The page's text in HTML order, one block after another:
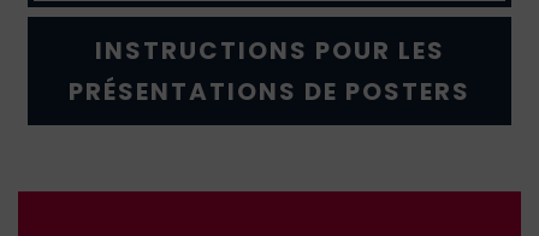
INSTRUCTIONS POUR LES
PRÉSENTATIONS DE POSTERS